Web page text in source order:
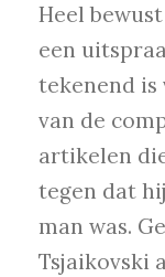
Heel
een
tekenend is
van de
artikelen
tegen dat
man was.
Tsjaikovski